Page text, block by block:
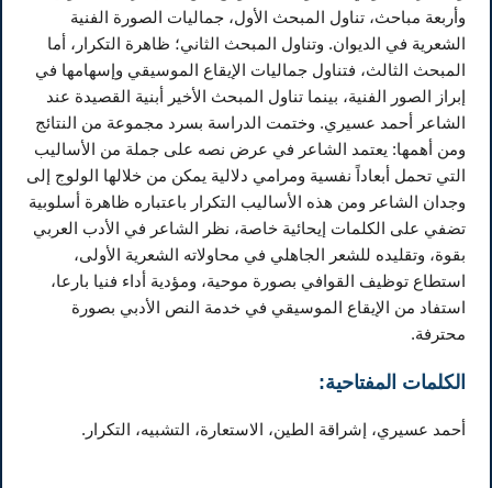
وأربعة مباحث، تناول المبحث الأول، جماليات الصورة الفنية
الشعرية في الديوان. وتناول المبحث الثاني؛ ظاهرة التكرار، أما
المبحث الثالث، فتناول جماليات الإيقاع الموسيقي وإسهامها في
إبراز الصور الفنية، بينما تناول المبحث الأخير أبنية القصيدة عند
الشاعر أحمد عسيري. وختمت الدراسة بسرد مجموعة من النتائج
ومن أهمها: يعتمد الشاعر في عرض نصه على جملة من الأساليب
التي تحمل أبعاداً نفسية ومرامي دلالية يمكن من خلالها الولوج إلى
وجدان الشاعر ومن هذه الأساليب التكرار باعتباره ظاهرة أسلوبية
تضفي على الكلمات إيحائية خاصة، نظر الشاعر في الأدب العربي
بقوة، وتقليده للشعر الجاهلي في محاولاته الشعرية الأولى،
استطاع توظيف القوافي بصورة موحية، ومؤدية أداء فنيا بارعا،
استفاد من الإيقاع الموسيقي في خدمة النص الأدبي بصورة
محترفة.
الكلمات المفتاحية:
أحمد عسيري، إشراقة الطين، الاستعارة، التشبيه، التكرار.